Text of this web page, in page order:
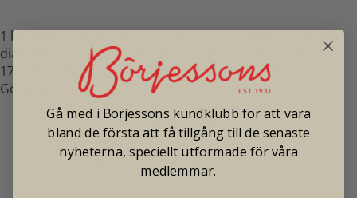
1 briljantslipad diamant ca 0,15ct samt 12 briljantslipade
diamanter ca á 0,04ct. Kvalité ca TW-Si. Ringstorlek
17,25/54. Vikt 3,7 gram. Tillverkad hos Jarl Sandin,
Göteborg.
Pris: 19 500
Tradionellt butikspris: 38 000
Gå med i Börjessons kundklubb för att vara
bland de första att få tillgång till de senaste
nyheterna, speciellt utformade för våra
medlemmar.